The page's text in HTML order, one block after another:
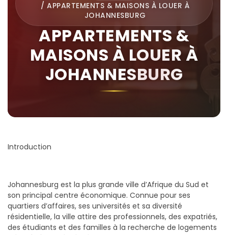
/ APPARTEMENTS & MAISONS À LOUER À
JOHANNESBURG
APPARTEMENTS &
MAISONS À LOUER À
JOHANNESBURG
Introduction
Johannesburg est la plus grande ville d’Afrique du Sud et
son principal centre économique. Connue pour ses
quartiers d’affaires, ses universités et sa diversité
résidentielle, la ville attire des professionnels, des expatriés,
des étudiants et des familles à la recherche de logements